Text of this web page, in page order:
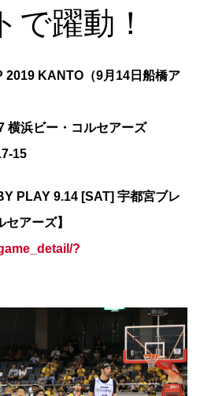
で躍動！
2019 KANTO（9月14日船橋ア
横浜ビー・コルセアーズ
15
PLAY 9.14 [SAT] 宇都宮ブレ
アーズ】
?